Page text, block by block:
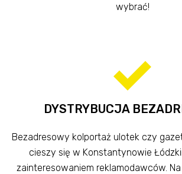
wybrać!
DYSTRYBUCJA
Bezadresowy kolportaż ulotek czy
cieszy się w Konstantynowie
zainteresowaniem reklamodawców.